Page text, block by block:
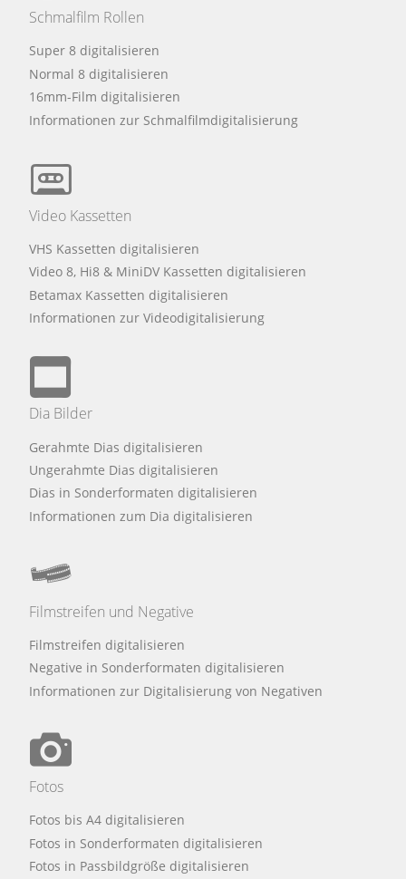
Schmalfilm Rollen
Super 8 digitalisieren
Normal 8 digitalisieren
16mm-Film digitalisieren
Informationen zur Schmalfilmdigitalisierung
Video Kassetten
VHS Kassetten digitalisieren
Video 8, Hi8 & MiniDV Kassetten digitalisieren
Betamax Kassetten digitalisieren
Informationen zur Videodigitalisierung
Dia Bilder
Gerahmte Dias digitalisieren
Ungerahmte Dias digitalisieren
Dias in Sonderformaten digitalisieren
Informationen zum Dia digitalisieren
Filmstreifen und Negative
Filmstreifen digitalisieren
Negative in Sonderformaten digitalisieren
Informationen zur Digitalisierung von Negativen
Fotos
Fotos bis A4 digitalisieren
Fotos in Sonderformaten digitalisieren
Fotos in Passbildgröße digitalisieren